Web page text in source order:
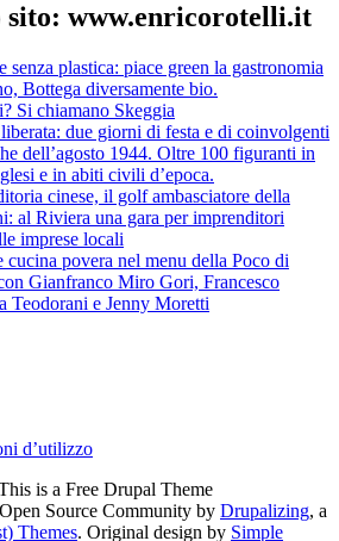
sito: www.enricorotelli.it
senza plastica: piace green la gastronomia
Bottega diversamente bio.
Si chiamano Skeggia
due giorni di festa e di coinvolgenti
dell’agosto 1944. Oltre 100 figuranti in
e in abiti civili d’epoca.
cinese, il golf ambasciatore della
al Riviera una gara per imprenditori
imprese locali
cucina povera nel menu della Poco di
Gianfranco Miro Gori, Francesco
Teodorani e Jenny Moretti
d’utilizzo
is a Free Drupal Theme
Source Community by Drupalizing, a
Themes. Original design by Simple